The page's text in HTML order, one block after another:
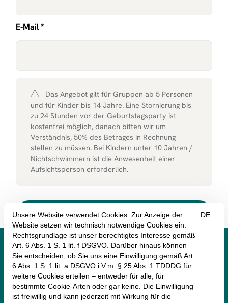
E-Mail *
Das Angebot gilt für Gruppen ab 5 Personen
und für Kinder bis 14 Jahre. Eine Stornierung bis
zu 24 Stunden vor der Geburtstagsparty ist
kostenfrei möglich, danach bitten wir um
Verständnis, 50% des Betrages in Rechnung
stellen zu müssen. Bei Kindern unter 10 Jahren /
Nichtschwimmern ist die Anwesenheit einer
Aufsichtsperson erforderlich.
   